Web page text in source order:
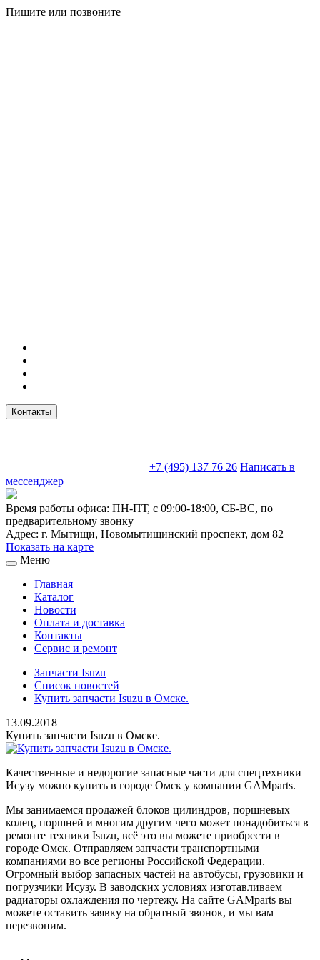
Пишите или позвоните
Контакты
+7 (495) 137 76 26 Написать в
мессенджер
Время работы офиса: ПН-ПТ, с 09:00-18:00, СБ-ВС, по
предварительному звонку
Адрес: г. Мытищи, Новомытищинский проспект, дом 82
Показать на карте
Меню
Главная
Каталог
Новости
Оплата и доставка
Контакты
Сервис и ремонт
Запчасти Isuzu
Список новостей
Купить запчасти Isuzu в Омске.
13.09.2018
Купить запчасти Isuzu в Омске.
Качественные и недорогие запасные части для спецтехники
Исузу можно купить в городе Омск у компании GAMparts.
Мы занимаемся продажей блоков цилиндров, поршневых
колец, поршней и многим другим чего может понадобиться в
ремонте техники Isuzu, всё это вы можете приобрести в
городе Омск. Отправляем запчасти транспортными
компаниями во все регионы Российской Федерации.
Огромный выбор запасных частей на автобусы, грузовики и
погрузчики Исузу. В заводских условиях изготавливаем
радиаторы охлаждения по чертежу. На сайте GAMparts вы
можете оставить заявку на обратный звонок, и мы вам
перезвоним.